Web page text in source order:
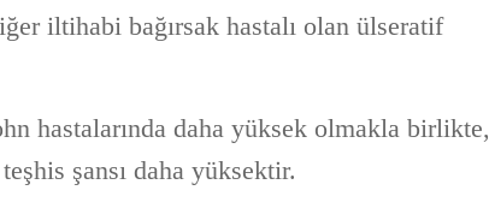
iltihabi bağırsak hastalı olan ülseratif
hastalarında daha yüksek olmakla birlikte,
şansı daha yüksektir.